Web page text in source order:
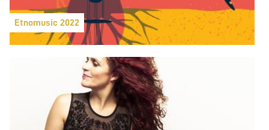
Etnomusic 2022